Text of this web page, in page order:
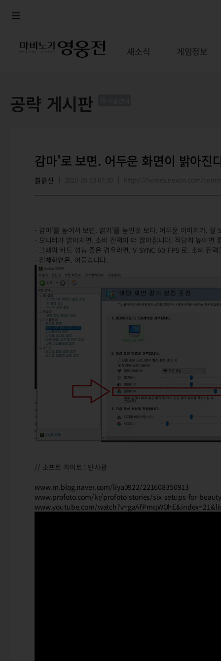
새소식 게임정보
공략 게시판
감마'로 보면. 어두운 화면이 밝아진
칡흙신
- 감마'를 높여서 보면. 밝기'를 높인것 보다. 어두운 이미지가. 잘
- 모니터가 밝아지면. 소비 전력이 더 많아집니다. 적당히 높이면
- 그래픽 카드 성능 좋은 경우라면. V-SYNC 60 FPS 로. 소비 전
- 전체화면은. 어둡습니다.
// 소프트 라이트 : 반사광
www.m.blog.naver.com/liya0922/221608350913
www.profoto.com/kr/profoto-stories/six-setups-for-
www.youtube.com/